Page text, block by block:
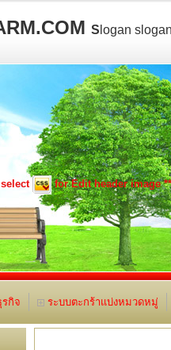
S logan
for Edit header image
รกิจ ระบบตะกร้าแบ่งหมวดหมู่